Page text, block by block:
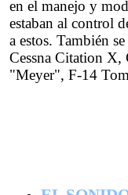
en el manejo y
estaban al control
a estos. También
Cessna Citation
"Meyer", F-14